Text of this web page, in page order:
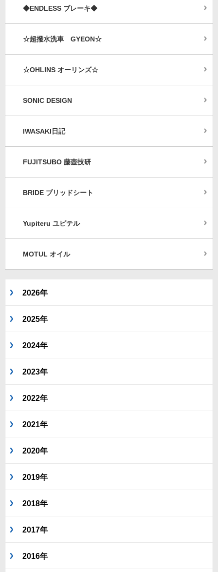
◆ENDLESS ブレーキ◆
☆超撥水洗車 GYEON☆
☆OHLINS オーリンズ☆
SONIC DESIGN
IWASAKI日記
FUJITSUBO 藤壺技研
BRIDE ブリッドシート
Yupiteru ユピテル
MOTUL オイル
2026年
2025年
2024年
2023年
2022年
2021年
2020年
2019年
2018年
2017年
2016年